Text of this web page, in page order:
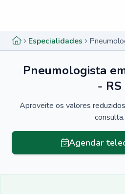
Especialidades
Pneumologista
- RS
Aproveite os valores
consulta.
Agendar